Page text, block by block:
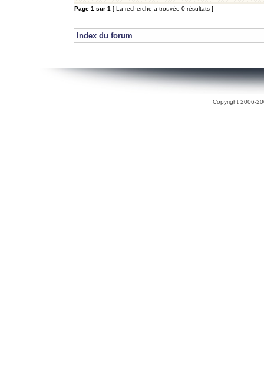
Page 1 sur 1 [ La recherche a trouvée 0 résultats ]
Index du forum
Copyright 2006-